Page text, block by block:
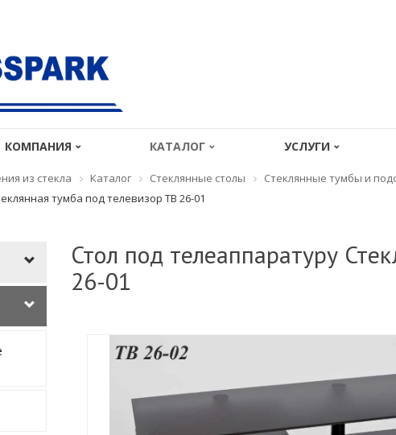
КОМПАНИЯ КАТАЛОГ УСЛУГИ
из стекла Каталог Стеклянные столы
Стеклянные тумбы и
тумба под телевизор ТВ 26-01
Стол под телеаппаратуру
26-01